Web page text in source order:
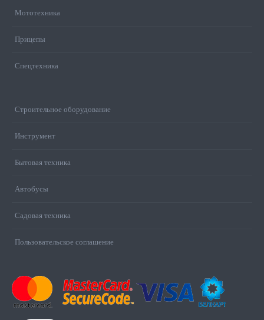
Мототехника
Прицепы
Спецтехника
Строительное оборудование
Инструмент
Бытовая техника
Автобусы
Садовая техника
Пользовательское соглашение